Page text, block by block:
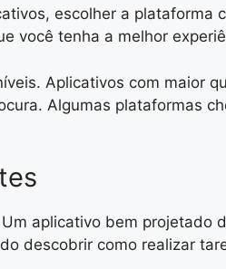
escolher a
você tenha a melhor
Aplicativos com maior
Algumas plataformas
aplicativo bem projetado
descobrir como realizar